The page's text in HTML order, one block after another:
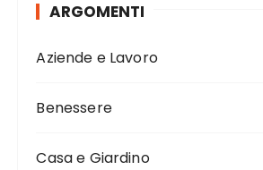
ARGOMENTI
Aziende e Lavoro
Benessere
Casa e Giardino